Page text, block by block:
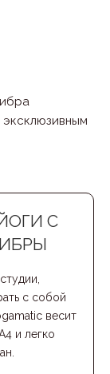
эксклюзивным
С
с собой
весит
и легко